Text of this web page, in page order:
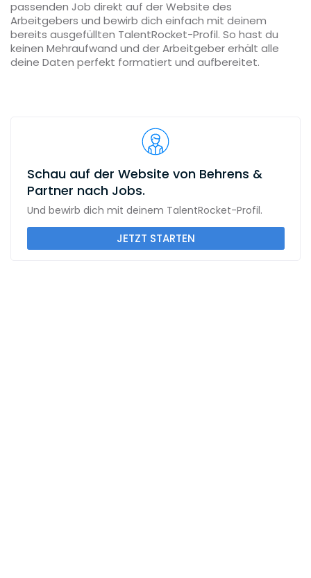
passenden Job direkt auf der Website des
Arbeitgebers und bewirb dich einfach mit deinem
bereits ausgefüllten TalentRocket-Profil. So hast du
keinen Mehraufwand und der Arbeitgeber erhält alle
deine Daten perfekt formatiert und aufbereitet.
Schau auf der Website von Behrens &
Partner nach Jobs.
Und bewirb dich mit deinem TalentRocket-Profil.
JETZT STARTEN